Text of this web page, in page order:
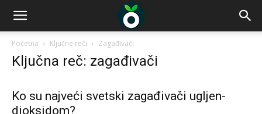
Početna Ključne reči Zagađivači
Ključna reč: zagađivači
Ko su najveći svetski zagađivači ugljen-
dioksidom?